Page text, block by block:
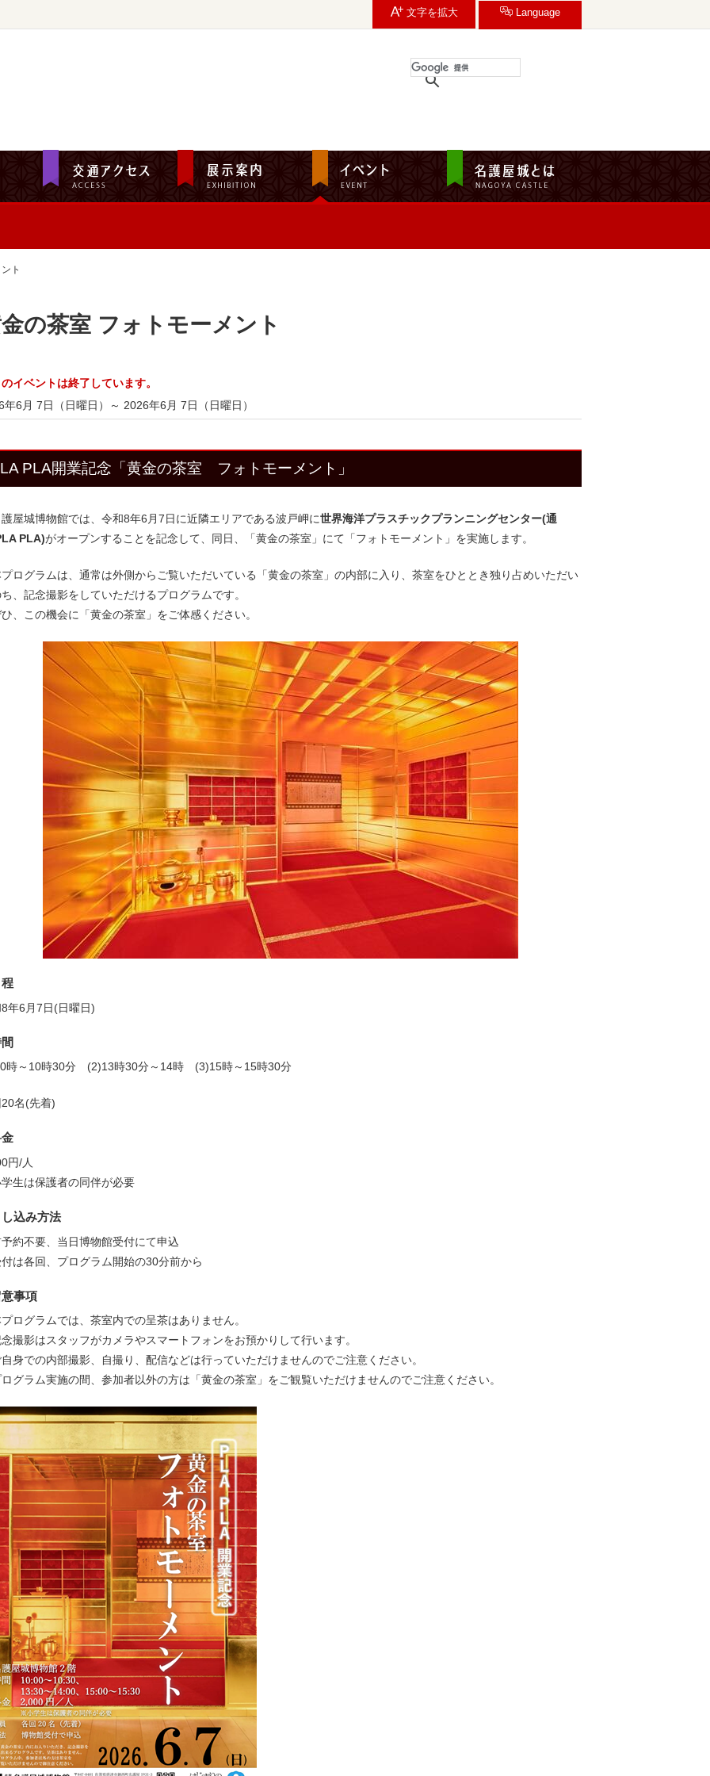
文字を拡大 Language
ト
の茶室 フォトモーメント
イベントは終了しています。
年6月 7日（日曜日）
～ 2026年6月 7日（日曜日）
PLA開業記念「黄金の茶室 フォトモーメント」
屋城博物館では、令和8年6月7日に近隣エリアである波戸岬に世界海洋プラスチックプランニングセンター(通
PLA)がオープンすることを記念して、同日、「黄金の茶室」にて「フォトモーメント」を実施します。
グラムは、通常は外側からご覧いただいている「黄金の茶室」の内部に入り、茶室をひととき独り占めいただい
、記念撮影をしていただけるプログラムです。
この機会に「黄金の茶室」をご体感ください。
年6月7日(日曜日)
時～10時30分 (2)13時30分～14時 (3)15時～15時30分
名(先着)
金
円/人
生は保護者の同伴が必要
込み方法
約不要、当日博物館受付にて申込
は各回、プログラム開始の30分前から
事項
ログラムでは、茶室内での呈茶はありません。
撮影はスタッフがカメラやスマートフォンをお預かりして行います。
での内部撮影、自撮り、配信などは行っていただけませんのでご注意ください。
グラム実施の間、参加者以外の方は「黄金の茶室」をご観覧いただけませんのでご注意ください。